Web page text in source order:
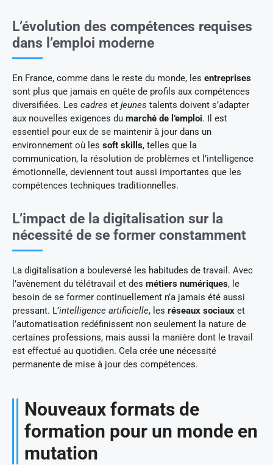
L’évolution des compétences requises
dans l’emploi moderne
En France, comme dans le reste du monde, les entreprises
sont plus que jamais en quête de profils aux compétences
diversifiées. Les cadres et jeunes talents doivent s’adapter
aux nouvelles exigences du marché de l’emploi. Il est
essentiel pour eux de se maintenir à jour dans un
environnement où les soft skills, telles que la
communication, la résolution de problèmes et l’intelligence
émotionnelle, deviennent tout aussi importantes que les
compétences techniques traditionnelles.
L’impact de la digitalisation sur la
nécessité de se former constamment
La digitalisation a bouleversé les habitudes de travail. Avec
l’avènement du télétravail et des métiers numériques, le
besoin de se former continuellement n’a jamais été aussi
pressant. L’intelligence artificielle, les réseaux sociaux et
l’automatisation redéfinissent non seulement la nature de
certaines professions, mais aussi la manière dont le travail
est effectué au quotidien. Cela crée une nécessité
permanente de mise à jour des compétences.
Nouveaux formats de
formation pour un monde en
mutation